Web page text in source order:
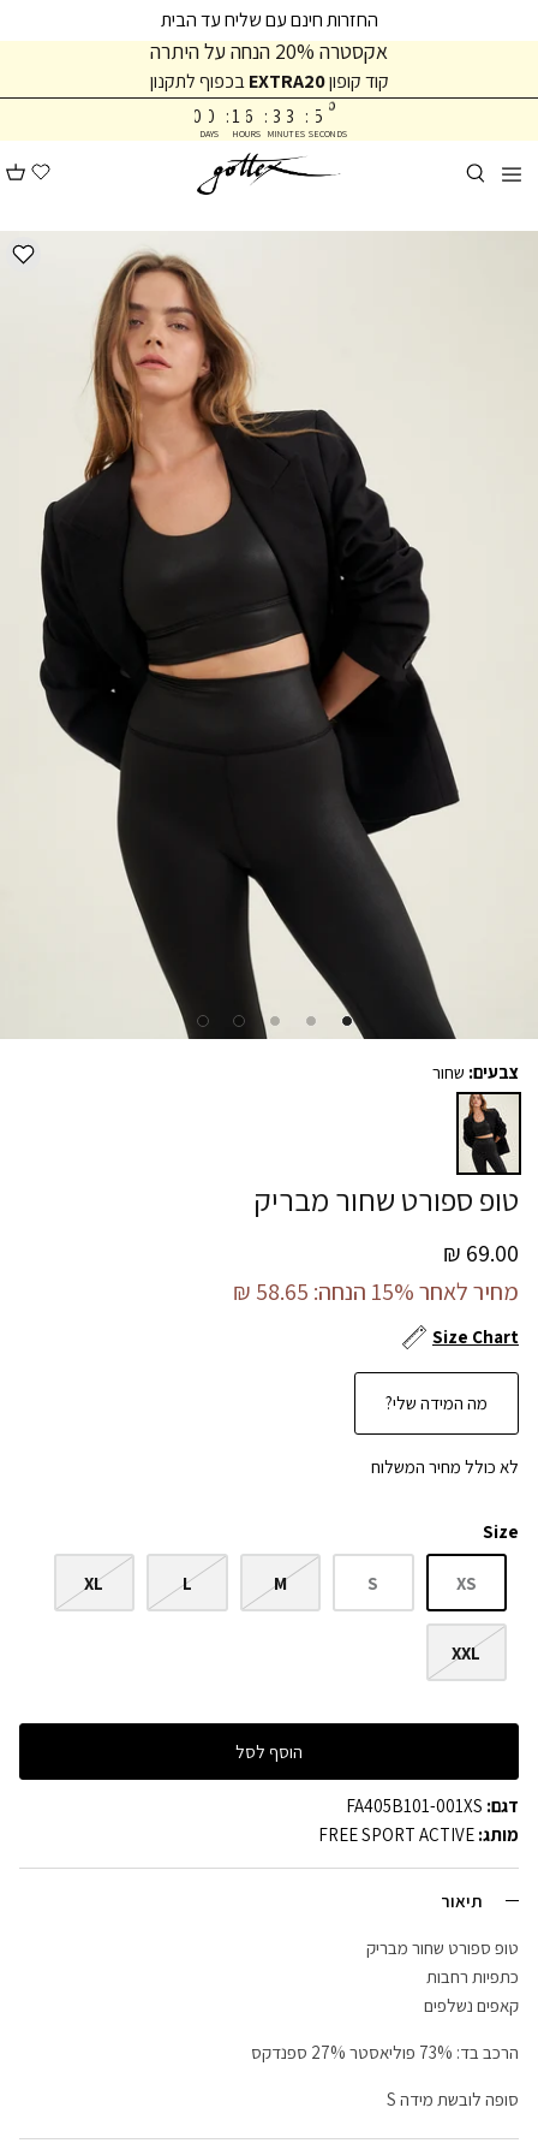
קריאה
לתפריט
העמוד
החזרות חינם עם שליח עד הבית
אקסטרה 20% הנחה על היתרה
0
0
DAYS
: 6
1
HOURS
:
3
3
3
MINUTES
: 6
7
5
5
SECONDS
קוד קופוןEXTRA20 בכפוף לתקנון
טופ ספורט שחור מבריק
69.00 ₪
מחיר לאחר 15% הנחה:
58.65 ₪
Size Chart
מה המידה שלי?
לא כולל מחיר המשלוח
צבעים: שחור
Size
XS
S
M
L
XL
XXL
הוסף לסל
דגם: FA405B101-001XS
מותג: FREE SPORT ACTIVE
תיאור
טופ ספורט שחור מבריק
כתפיות רחבות
קאפים נשלפים
הרכב בד: 73% פוליאסטר 27% ספנדקס
סופה לובשת מידה S